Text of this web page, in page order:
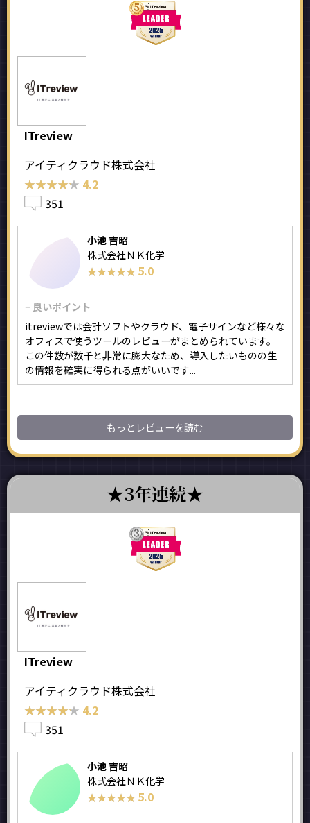
ITreview
アイティクラウド株式会社
★★★★★
★★★★★ 4.2
351
小池 吉昭
株式会社ＮＫ化学
★★★★★
★★★★★ 5.0
− 良いポイント
itreviewでは会計ソフトやクラウド、電子サインなど様々な
オフィスで使うツールのレビューがまとめられています。
この件数が数千と非常に膨大なため、導入したいものの生
の情報を確実に得られる点がいいです...
もっとレビューを読む
3年連続
ITreview
アイティクラウド株式会社
★★★★★
★★★★★ 4.2
351
小池 吉昭
株式会社ＮＫ化学
★★★★★
★★★★★ 5.0